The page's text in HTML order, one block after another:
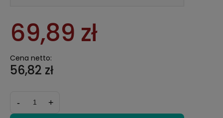
69,89 zł
Cena netto:
56,82 zł
- +